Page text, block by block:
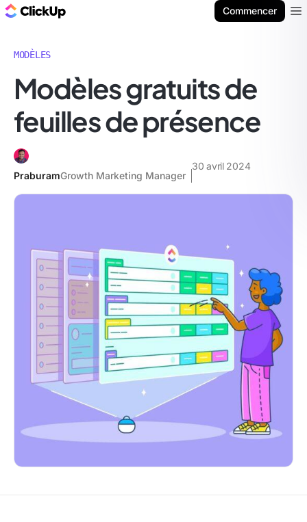
Commencer
MODÈLES
Modèles gratuits de
feuilles de présence
PraburamGrowth Marketing Manager
30 avril 2024